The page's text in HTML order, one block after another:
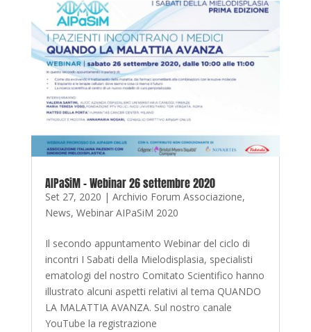
AIPaSiM – Webinar 26 settembre 2020
Set 27, 2020 | Archivio Forum Associazione,
News, Webinar AIPaSiM 2020
Il secondo appuntamento Webinar del ciclo di
incontri I Sabati della Mielodisplasia, specialisti
ematologi del nostro Comitato Scientifico hanno
illustrato alcuni aspetti relativi al tema QUANDO
LA MALATTIA AVANZA. Sul nostro canale
YouTube la registrazione